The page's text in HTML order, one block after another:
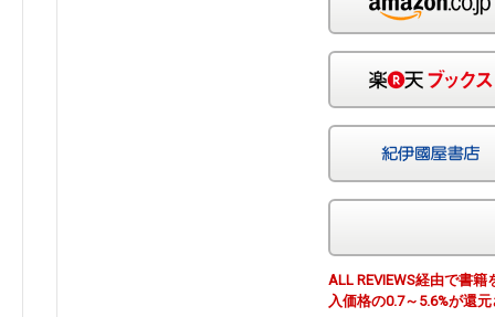
ALL REVIEWS経由で書
入価格の0.7～5.6%が還